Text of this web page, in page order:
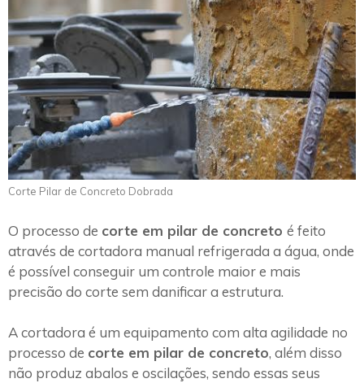
Corte Pilar de Concreto Dobrada
O processo de corte em pilar de concreto é feito
através de cortadora manual refrigerada a água, onde
é possível conseguir um controle maior e mais
precisão do corte sem danificar a estrutura.
A cortadora é um equipamento com alta agilidade no
processo de corte em pilar de concreto, além disso
não produz abalos e oscilações, sendo essas seus